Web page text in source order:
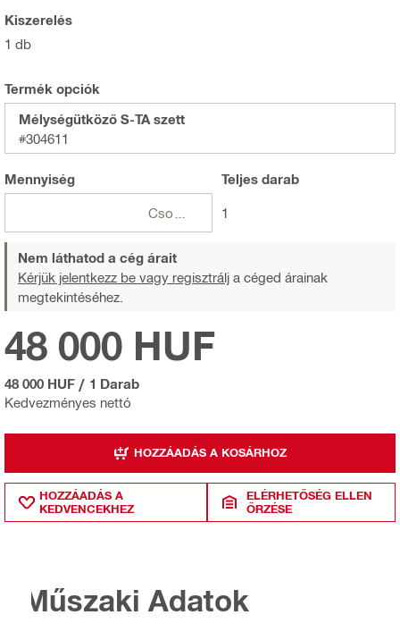
Kiszerelés
1 db
Termék opciók
Mélységütköző S-TA szett
#304611
Mennyiség Teljesdarab
1
Nem láthatod a cég árait
Kérjük jelentkezz be vagy regisztrálj a céged árainak
megtekintéséhez.
Kedvezményes nettó
48 000 HUF
48 000 HUF / 1 Darab
HOZZÁADÁS A KOSÁRHOZ
HOZZÁADÁS A
KEDVENCEKHEZ
ELÉRHETŐSÉG ELLEN
ŐRZÉSE
Műszaki Adatok